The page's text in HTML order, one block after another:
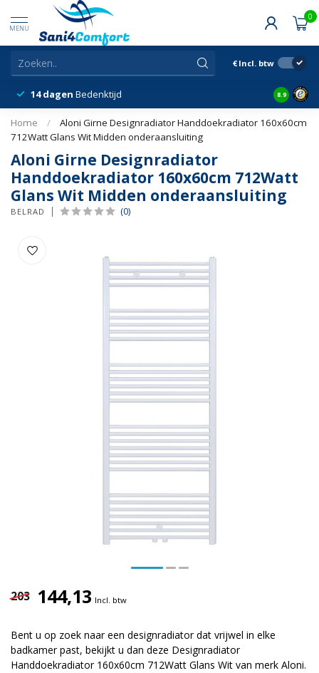
MENU
0
€ Incl. btw
14 dagen Bedenktijd Snelle
8.9
Home /
Aloni Girne Designradiator Handdoekradiator 160x60cm
712Watt Glans Wit Midden onderaansluiting
Aloni Girne Designradiator
Handdoekradiator 160x60cm 712Watt
Glans Wit Midden onderaansluiting
BELRAD (0)
203 144,13 Incl. btw
Bent u op zoek naar een designradiator dat vrijwel in elke
badkamer past, bekijkt u dan deze Designradiator
Handdoekradiator 160x60cm 712Watt Glans Wit van merk Aloni.